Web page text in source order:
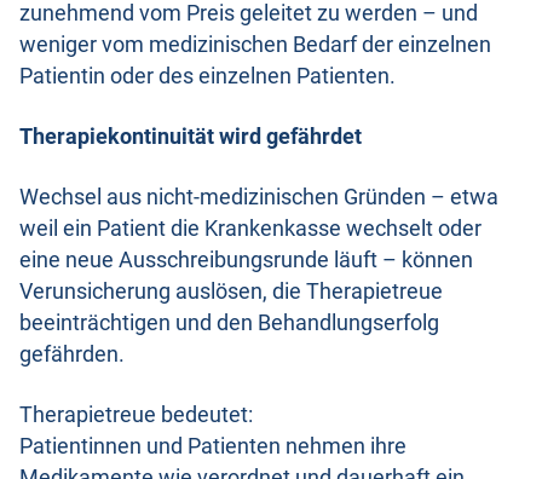
zunehmend vom Preis geleitet zu werden – und
weniger vom medizinischen Bedarf der einzelnen
Patientin oder des einzelnen Patienten.
Therapiekontinuität wird gefährdet
Wechsel aus nicht-medizinischen Gründen – etwa
weil ein Patient die Krankenkasse wechselt oder
eine neue Ausschreibungsrunde läuft – können
Verunsicherung auslösen, die Therapietreue
beeinträchtigen und den Behandlungserfolg
gefährden.
Therapietreue bedeutet:
Patientinnen und Patienten nehmen ihre